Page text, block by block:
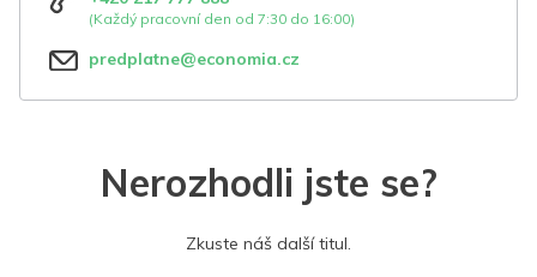
(Každý pracovní den od 7:30 do 16:00)
predplatne@economia.cz
Nerozhodli jste se?
Zkuste náš další titul.